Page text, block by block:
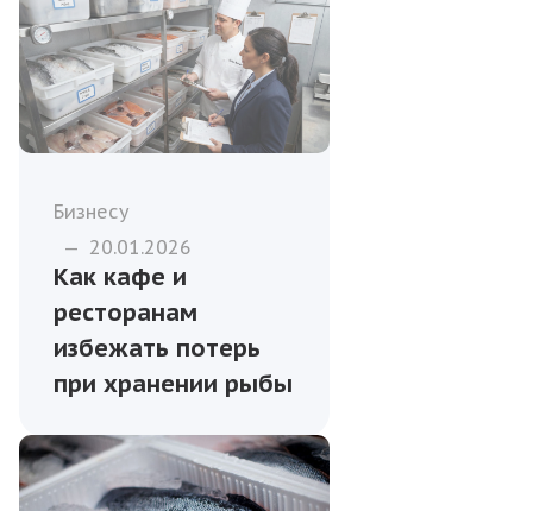
Бизнесу
— 20.01.2026
Как кафе и
ресторанам
избежать потерь
при хранении рыбы